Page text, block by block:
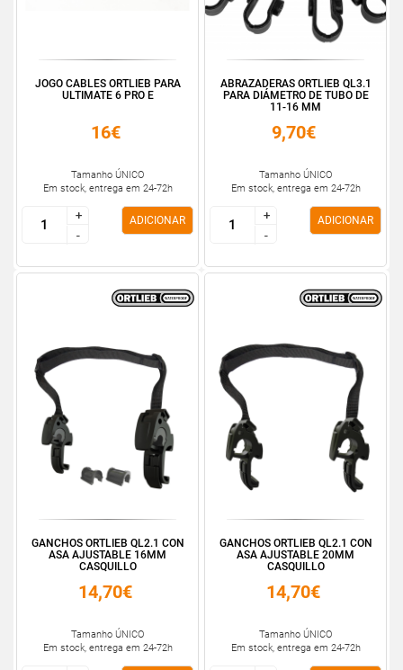
JOGO CABLES ORTLIEB PARA
ULTIMATE 6 PRO E
16€
Tamanho ÚNICO
Em stock, entrega em 24-72h
+
-
+
-
ADICIONAR
ABRAZADERAS ORTLIEB QL3.1
PARA DIÁMETRO DE TUBO DE
11-16 MM
9,70€
Tamanho ÚNICO
Em stock, entrega em 24-72h
+
-
+
-
ADICIONAR
GANCHOS ORTLIEB QL2.1 CON
ASA AJUSTABLE 16MM
CASQUILLO
14,70€
Tamanho ÚNICO
Em stock, entrega em 24-72h
GANCHOS ORTLIEB QL2.1 CON
ASA AJUSTABLE 20MM
CASQUILLO
14,70€
Tamanho ÚNICO
Em stock, entrega em 24-72h